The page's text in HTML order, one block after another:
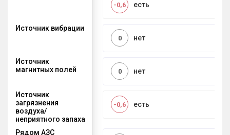
есть
-0,6
Источник вибрации
нет
0
Источник
магнитных полей
нет
0
Источник
загрязнения
воздуха/
неприятного запаха
есть
-0,6
Рядом АЗС